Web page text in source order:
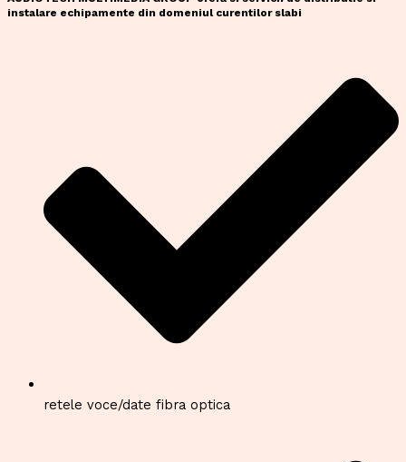
instalare echipamente din domeniul curentilor slabi
retele voce/date fibra optica